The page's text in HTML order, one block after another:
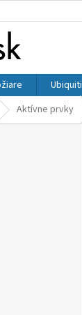
Ubiquiti
Aktívne prvky